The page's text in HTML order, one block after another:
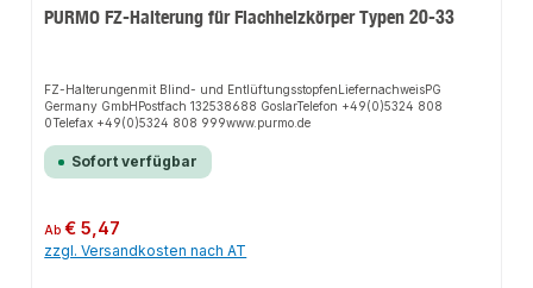
lieferbarVerpackungMontageverpackt mit Pappe, Schutzecken und
umweltfreundlicher Schrumpffolie. Farbe RAL 9016. Betriebsdruck 10 bar.
PURMO FZ-Halterung für Flachheizkörper Typen 20-33
FZ-Halterungenmit Blind- und EntlüftungsstopfenLiefernachweisPG
Germany GmbHPostfach 132538688 GoslarTelefon +49(0)5324 808
0Telefax +49(0)5324 808 999www.purmo.de
Sofort verfügbar
Regulärer Preis:
Ab€ 5,47
zzgl. Versandkosten nach AT